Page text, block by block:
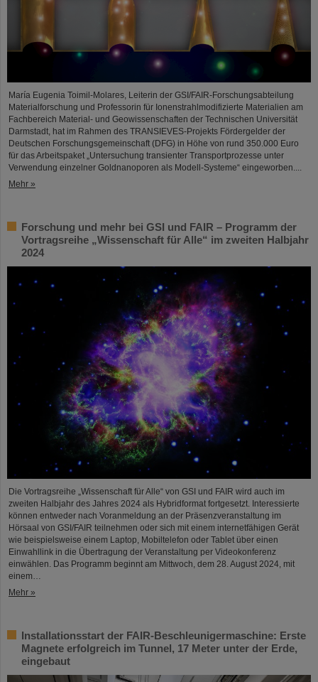
María Eugenia Toimil-Molares, Leiterin der GSI/FAIR-Forschungsabteilung
Materialforschung und Professorin für Ionenstrahlmodifizierte Materialien am
Fachbereich Material- und Geowissenschaften der Technischen Universität
Darmstadt, hat im Rahmen des TRANSIEVES-Projekts Fördergelder der
Deutschen Forschungsgemeinschaft (DFG) in Höhe von rund 350.000 Euro
für das Arbeitspaket „Untersuchung transienter Transportprozesse unter
Verwendung einzelner Goldnanoporen als Modell-Systeme“ eingeworben....
Mehr »
Forschung und mehr bei GSI und FAIR – Programm der
Vortragsreihe „Wissenschaft für Alle“ im zweiten Halbjahr
2024
Die Vortragsreihe „Wissenschaft für Alle“ von GSI und FAIR wird auch im
zweiten Halbjahr des Jahres 2024 als Hybridformat fortgesetzt. Interessierte
können entweder nach Voranmeldung an der Präsenzveranstaltung im
Hörsaal von GSI/FAIR teilnehmen oder sich mit einem internetfähigen Gerät
wie beispielsweise einem Laptop, Mobiltelefon oder Tablet über einen
Einwahllink in die Übertragung der Veranstaltung per Videokonferenz
einwählen. Das Programm beginnt am Mittwoch, dem 28. August 2024, mit
einem…
Mehr »
Installationsstart der FAIR-Beschleunigermaschine: Erste
Magnete erfolgreich im Tunnel, 17 Meter unter der Erde,
eingebaut